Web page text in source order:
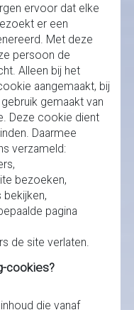
ervoor dat elke
er een
Met deze
persoon de
Alleen bij het
aangemaakt, bij
gemaakt van
Deze cookie dient
Daarmee
verzameld:
bezoeken,
bekijken,
pagina
de site verlaten.
cookies?
die vanaf